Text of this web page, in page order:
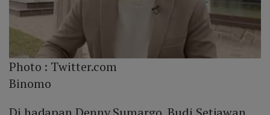
Photo : Twitter.com
Binomo